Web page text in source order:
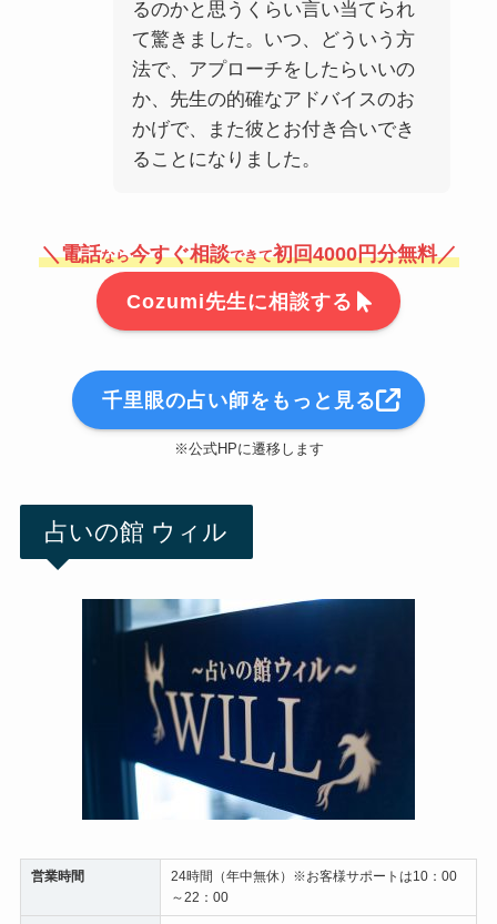
るのかと思うくらい言い当てられ
て驚きました。いつ、どういう方
法で、アプローチをしたらいいの
か、先生の的確なアドバイスのお
かげで、また彼とお付き合いでき
ることになりました。
＼電話なら今すぐ相談できて初回4000円分無料／
Cozumi先生に相談する
千里眼の占い師をもっと見る
※公式HPに遷移します
占いの館 ウィル
営業時間
24時間（年中無休）※お客様サポートは10：00
～22：00